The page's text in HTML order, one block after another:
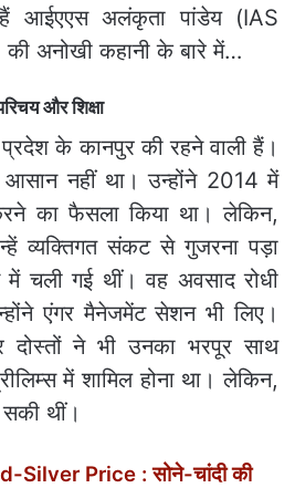
आईएएस अलंकृता पांडेय (IAS
अनोखी कहानी के बारे में…
और शिक्षा
के कानपुर की रहने वाली हैं।
नहीं था। उन्होंने 2014 में
का फैसला किया था। लेकिन,
व्यक्तिगत संकट से गुजरना पड़ा
चली गई थीं। वह अवसाद रोधी
एंगर मैनेजमेंट सेशन भी लिए।
दोस्‍तों ने भी उनका भरपूर साथ
में शामिल होना था। लेकिन,
थीं।
Silver Price : सोने-चांदी की